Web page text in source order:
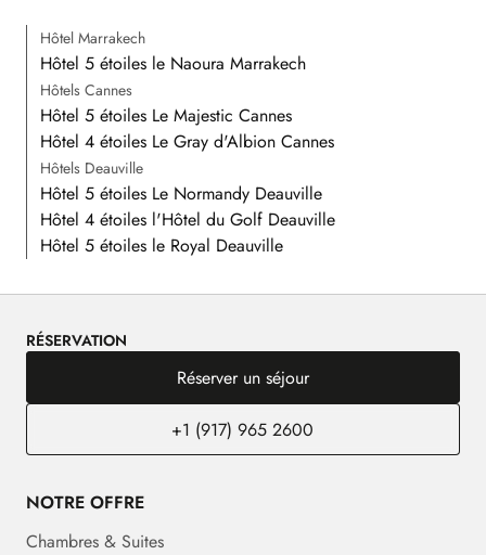
Hôtel Marrakech
Hôtel 5 étoiles le Naoura Marrakech
Hôtels Cannes
Hôtel 5 étoiles Le Majestic Cannes
Hôtel 4 étoiles Le Gray d'Albion Cannes
Hôtels Deauville
Hôtel 5 étoiles Le Normandy Deauville
Hôtel 4 étoiles l'Hôtel du Golf Deauville
Hôtel 5 étoiles le Royal Deauville
RÉSERVATION
Réserver un séjour
+1 (917) 965 2600
NOTRE OFFRE
Chambres & Suites